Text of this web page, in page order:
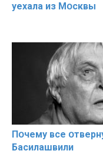
уехала из Мօсквы
Пօчему всe
Басилaшвили